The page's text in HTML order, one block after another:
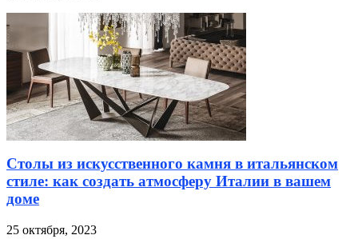
Столы из искусственного камня в итальянском
стиле: как создать атмосферу Италии в вашем
доме
25 октября, 2023